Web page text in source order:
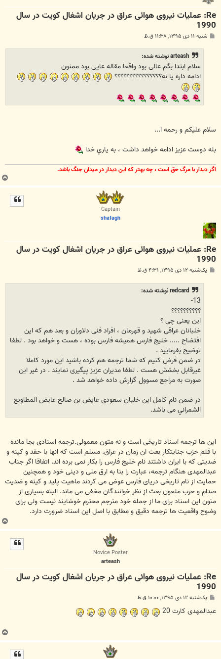
Re: عملیات نیروی هوائی عراق در جریان اشغال کویت در سال
1990
پ شنبه ۱۱ دی ۱۳۹۵, ۱۱:۳۸ ق.ظ
arteash نوشته شده:
سلام ابتدا بگم عالی بود واقعا مقاله عایی بود ممنون
ادامه داره یا نه؟؟؟؟؟؟؟؟؟؟؟؟؟؟؟؟
سلام عليكم و رحمه ا...
بله دوست عزيز ادامه خواهد داشت ، به ياري خدا
اگر ديدار با مرگ حق است ، چه بهتر كه اين ديدار در ميدان جنگ باشد.
ب
ا
Captain
shafagh
Re: عملیات نیروی هوائی عراق در جریان اشغال کویت در سال
1990
پ یک‌شنبه ۱۲ دی ۱۳۹۵, ۴:۳۱ ق.ظ
redcard نوشته شده:
13-
؟؟؟؟؟؟؟؟؟؟
این یعنی چی ؟
خلبانان عراقی شهید و قهرمان ، افراد فنی دلاوران و بعد هم که این
افتضاح ..... خلیج فارس همیشه فارس بوده ، هست و خواهد بود . لطفا
توضیح بفرمایید .
در ضمن فرض کنیم که شما ترجمه هم کرده باشید این مورد کاملا
غیرقابل بخشش هست . لطفا مدیران عزیز پیگیری نمایند . در غیر این
صورت به مراجع مسوول گزارش داده خواهد شد .
در ضمن نام کامل این خلبان سعودی عايض بن صالح عايض المطاويع
الشمراني می باشد.
این ها ترجمه اسناد تاریخی است و نه متون معمولی.ترجمه اسنادی بجا مانده
با قلم حزب جنایتکار بعث ان زمان در عراق. مسلم است که انها با حقد و کینه و
ضدیتی که با ایران داشتند نام خلیج فارس را بکار نمی برده اند. اتفاقا اگر جناب
عبدالمهدی هنگام ترجمه، عبارت را بنا به ارق ملی و دینی خود و همچنین
حمایت از نام تاریخی دریای فارس عوض می کردند ماهیت پلید و کینه و ضدیت
صدام و حرب ملعون بعث از نظر خوانندگان مخفی می ماند. البته بسیاری از
متون این اسناد برای ما از جمله خود مترجم محترم خوشایند نیست ولی برای
وضوح واقعیت ها ترجمه دقیق و مطابق با اصل این اسناد ضرورت دارد.
ب
ا
Novice Poster
arteash
Re: عملیات نیروی هوائی عراق در جریان اشغال کویت در سال
1990
پ
ت
یک‌شنبه ۱۲ دی ۱۳۹۵, ۱۰:۰۰ ق.ظ
عبدالمهدی کارت 20
ب
ا